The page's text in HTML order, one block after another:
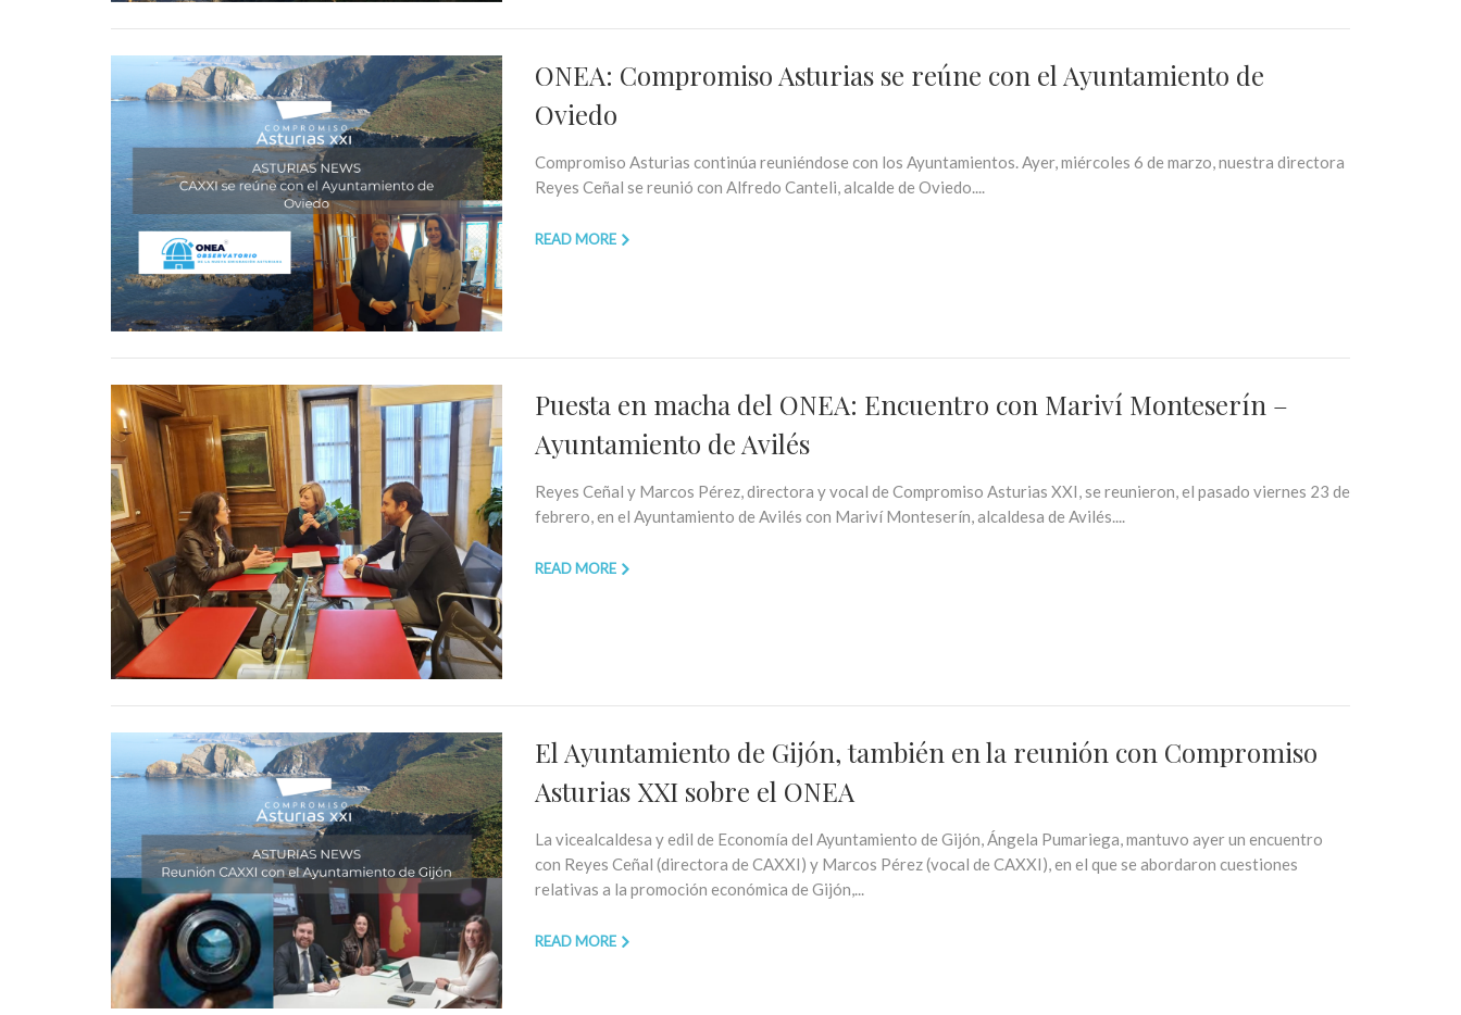
ONEA: Compromiso Asturias se reúne con el Ayuntamiento de
Oviedo
Compromiso Asturias continúa reuniéndose con los Ayuntamientos. Ayer, miércoles 6 de marzo, nuestra directora
Reyes Ceñal se reunió con Alfredo Canteli, alcalde de Oviedo....
READ MORE
Puesta en macha del ONEA: Encuentro con Mariví Monteserín –
Ayuntamiento de Avilés
Reyes Ceñal y Marcos Pérez, directora y vocal de Compromiso Asturias XXI, se reunieron, el pasado viernes 23 de
febrero, en el Ayuntamiento de Avilés con Mariví Monteserín, alcaldesa de Avilés....
READ MORE
El Ayuntamiento de Gijón, también en la reunión con Compromiso
Asturias XXI sobre el ONEA
La vicealcaldesa y edil de Economía del Ayuntamiento de Gijón, Ángela Pumariega, mantuvo ayer un encuentro
con Reyes Ceñal (directora de CAXXI) y Marcos Pérez (vocal de CAXXI), en el que se abordaron cuestiones
relativas a la promoción económica de Gijón,...
READ MORE